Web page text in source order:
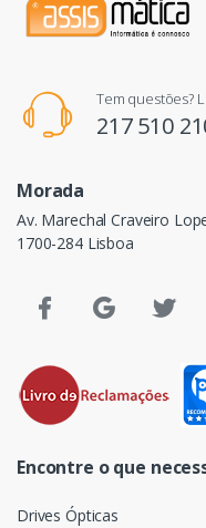
Tem questões?
217 510
Morada
Av. Marechal Craveiro
1700-284 Lisboa
Encontre o que
Drives Ópticas